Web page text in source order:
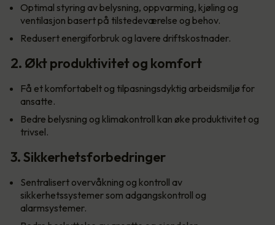
Optimal styring av belysning, oppvarming, kjøling og
ventilasjon basert på tilstedeværelse og behov.
Redusert energiforbruk og lavere driftskostnader.
2. Økt produktivitet og komfort
Få et komfortabelt og tilpasningsdyktig arbeidsmiljø for
ansatte.
Bedre belysning og klimakontroll kan øke produktivitet og
trivsel.
3. Sikkerhetsforbedringer
Sentralisert overvåkning og kontroll av
sikkerhetssystemer som adgangskontroll og
alarmsystemer.